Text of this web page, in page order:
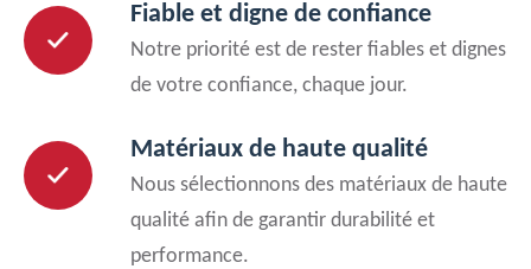
Fiable et digne de confiance
Notre priorité est de rester fiables et dignes
de votre confiance, chaque jour.
Matériaux de haute qualité
Nous sélectionnons des matériaux de haute
qualité afin de garantir durabilité et
performance.